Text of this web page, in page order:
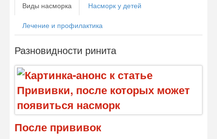
Виды насморка Насморк у детей
Лечение и профилактика
Разновидности ринита
После прививок